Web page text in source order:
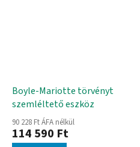
Boyle-Mariotte törvényt
szemléltető eszköz
90 228 Ft ÁFA nélkül
114 590 Ft